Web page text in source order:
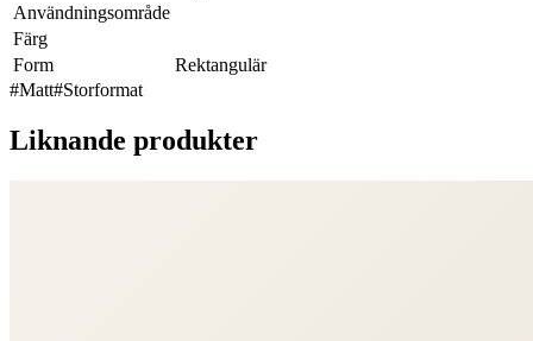
Användningsområde
Färg
Form
Rektangulär
#Matt#Storformat
Liknande produkter